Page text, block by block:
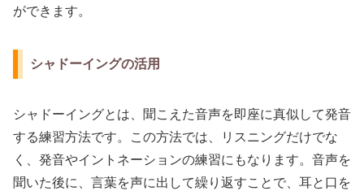
ができます。
シャドーイングの活用
シャドーイングとは、聞こえた音声を即座に真似して発音
する練習方法です。この方法では、リスニングだけでな
く、発音やイントネーションの練習にもなります。音声を
聞いた後に、言葉を声に出して繰り返すことで、耳と口を